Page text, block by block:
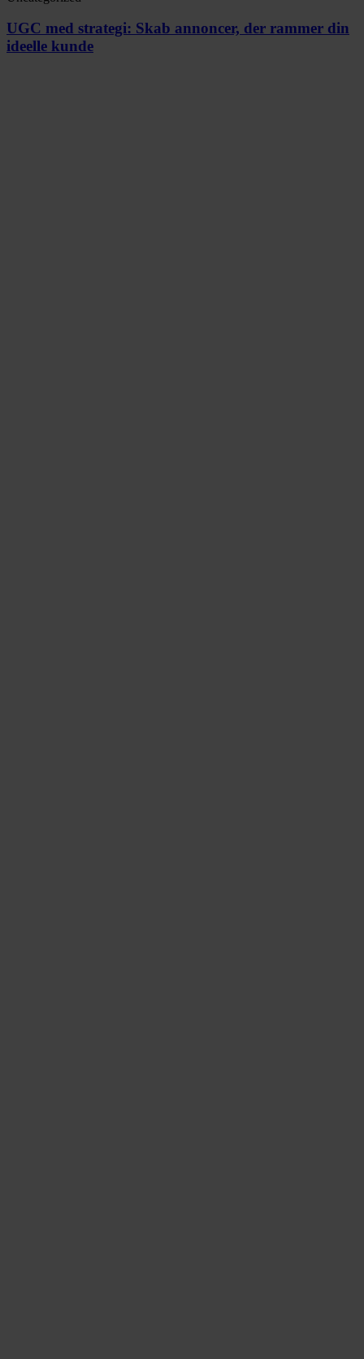
UGC med strategi: Skab annoncer, der rammer din
ideelle kunde